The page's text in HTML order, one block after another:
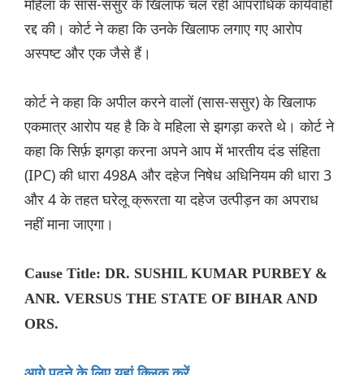
महिला के सास-ससुर के खिलाफ चल रही आपराधिक कार्यवाही
रद्द की। कोर्ट ने कहा कि उनके खिलाफ लगाए गए आरोप
अस्पष्ट और एक जैसे हैं।
कोर्ट ने कहा कि अपील करने वालों (सास-ससुर) के खिलाफ
एकमात्र आरोप यह है कि वे महिला से झगड़ा करते थे। कोर्ट ने
कहा कि सिर्फ़ झगड़ा करना अपने आप में भारतीय दंड संहिता
(IPC) की धारा 498A और दहेज निषेध अधिनियम की धारा 3
और 4 के तहत घरेलू क्रूरता या दहेज उत्पीड़न का अपराध
नहीं माना जाएगा।
Cause Title: DR. SUSHIL KUMAR PURBEY &
ANR. VERSUS THE STATE OF BIHAR AND
ORS.